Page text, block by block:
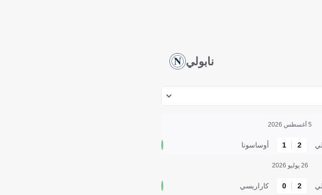
نابولي
5 أغسطس 2026
2
1 أوساسونا
26 يوليو 2026
2
0 كاراريسي